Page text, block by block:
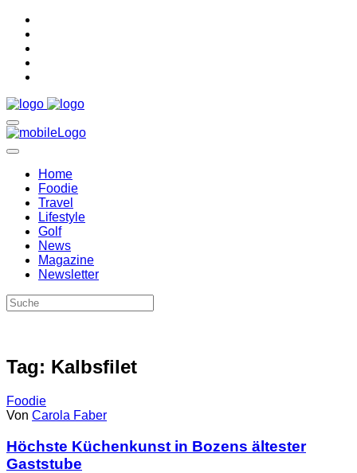
Home
Foodie
Travel
Lifestyle
Golf
News
Magazine
Newsletter
Tag: Kalbsfilet
Foodie
Von Carola Faber
Höchste Küchenkunst in Bozens ältester
Gaststube